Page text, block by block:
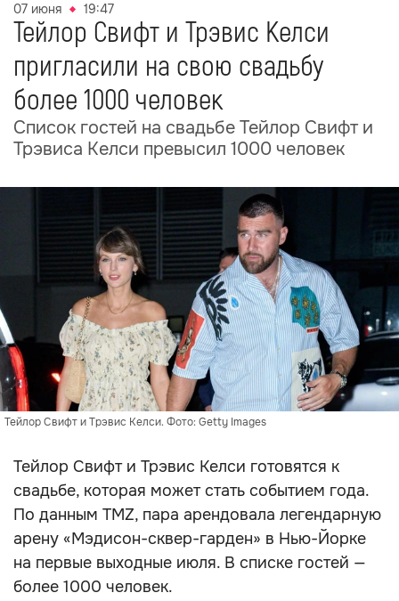
07 июня 19:47
Тейлор Свифт и Трэвис Келси
пригласили на свою свадьбу
более 1000 человек
Список гостей на свадьбе Тейлор Свифт и
Трэвиса Келси превысил 1000 человек
Тейлор Свифт и Трэвис Келси. Фото: Getty Images
Тейлор Свифт и Трэвис Келси готовятся к
свадьбе, которая может стать событием года.
По данным TMZ, пара арендовала легендарную
арену «Мэдисон-сквер-гарден» в Нью-Йорке
на первые выходные июля. В списке гостей —
более 1000 человек.